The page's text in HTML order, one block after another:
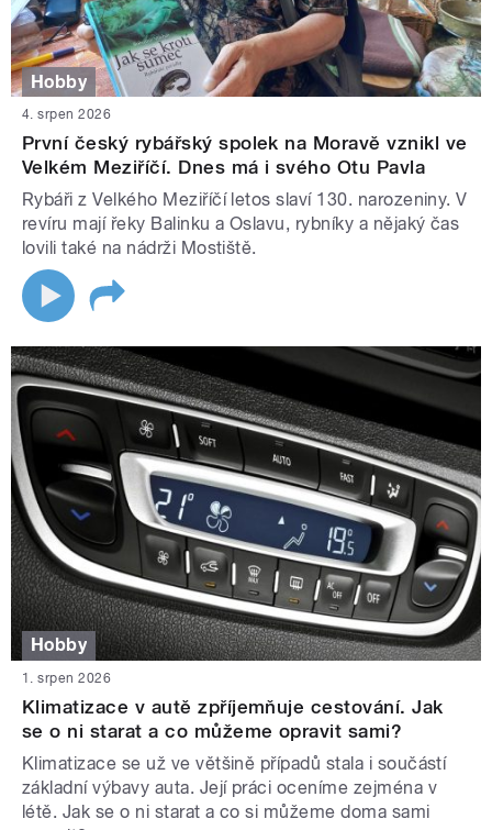
Hobby
4. srpen 2026
První český rybářský spolek na Moravě vznikl ve
Velkém Meziříčí. Dnes má i svého Otu Pavla
Rybáři z Velkého Meziříčí letos slaví 130. narozeniny. V
revíru mají řeky Balinku a Oslavu, rybníky a nějaký čas
lovili také na nádrži Mostiště.
Hobby
1. srpen 2026
Klimatizace v autě zpříjemňuje cestování. Jak
se o ni starat a co můžeme opravit sami?
Klimatizace se už ve většině případů stala i součástí
základní výbavy auta. Její práci oceníme zejména v
létě. Jak se o ni starat a co si můžeme doma sami